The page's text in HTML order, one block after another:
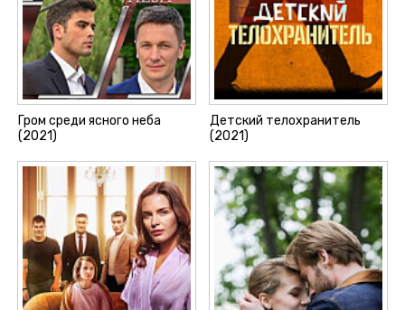
Гром среди ясного неба
(2021)
Детский телохранитель
(2021)